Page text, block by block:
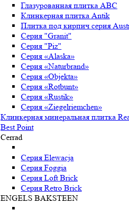
Глазурованная плитка ABC
Клинкерная плитка Antik
Плитка под кирпич серия
Серия "Granit"
Серия "Piz"
Серия «Alaska»
Серия «Naturbrand»
Серия «Objekta»
Серия «Rotbunt»
Серия «Rustik»
Серия «Ziegelriemchen»
Клинкерная минеральная плитка
Best Point
Cerrad
Серия Elewacja
Серия Foggia
Серия Loft Brick
Серия Retro Brick
ENGELS BAKSTEEN